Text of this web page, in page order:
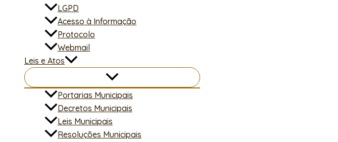
LGPD
Acesso à Informação
Protocolo
Webmail
Leis e Atos
Portarias Municipais
Decretos Municipais
Leis Municipais
Resoluções Municipais